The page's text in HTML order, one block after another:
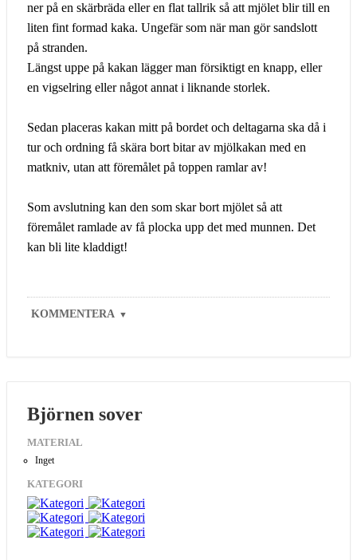
ner på en skärbräda eller en flat tallrik så att mjölet blir till en
liten fint formad kaka. Ungefär som när man gör sandslott
på stranden.
Längst uppe på kakan lägger man försiktigt en knapp, eller
en vigselring eller något annat i liknande storlek.
Sedan placeras kakan mitt på bordet och deltagarna ska då i
tur och ordning få skära bort bitar av mjölkakan med en
matkniv, utan att föremålet på toppen ramlar av!
Som avslutning kan den som skar bort mjölet så att
föremålet ramlade av få plocka upp det med munnen. Det
kan bli lite kladdigt!
KOMMENTERA ▼
Björnen sover
MATERIAL
Inget
KATEGORI